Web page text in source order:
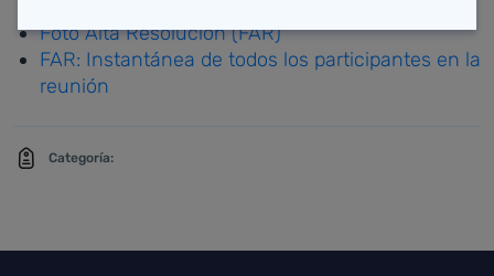
Foto Alta Resolución (FAR)
FAR: Instantánea de todos los participantes en la
reunión
Categoría: